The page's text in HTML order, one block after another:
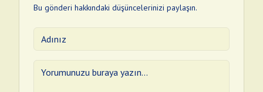
Bu gönderi hakkındaki düşüncelerinizi paylaşın.